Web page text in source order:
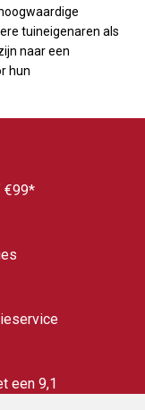
tuineigenaren als
naar een
hun
€99*
een 9,1